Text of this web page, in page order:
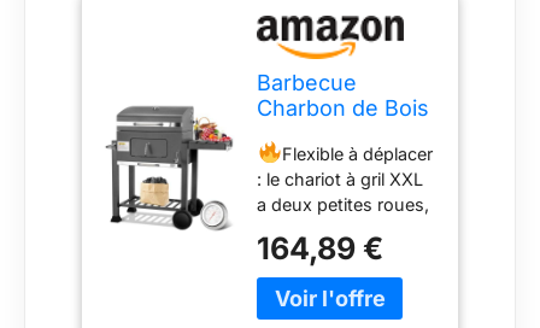
Barbecue
Charbon de Bois
Barbecue, Grill
XL à Charbon
avec Couvercle,
2PCS Roues,
Thermomètre,
Réglable en
Hauteur, Grand
Flexible à déplacer
: le chariot à gril XXL
a deux petites roues,
facilement déplacer le
gril à charbon vers le
jardin ou la terrasse
164,89 €